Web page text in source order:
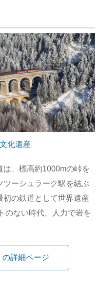
化遺産
、標高約1000mの峠を
ツーシュラーク駅を結ぶ
初の鉄道として世界遺産
のない時代、人力で岩を
の詳細ページ